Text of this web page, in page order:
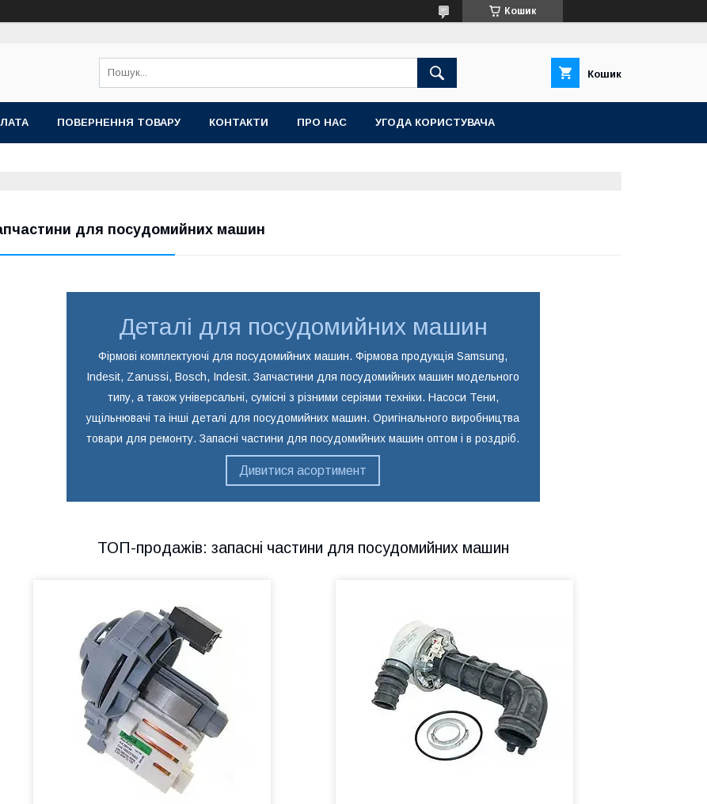
Кошик
Кошик
ПОВЕРНЕННЯ ТОВАРУ КОНТАКТИ ПРО НАС УГОДА КОРИСТУВАЧА
для посудомийних машин
Деталі для посудомийних машин
Фірмові комплектуючі для посудомийних машин. Фірмова продукція Samsung,
Indesit, Zanussi, Bosch, Indesit. Запчастини для посудомийних машин модельного
типу, а також універсальні, сумісні з різними серіями техніки. Насоси Тени,
ущільнювачі та інші деталі для посудомийних машин. Оригінального виробництва
товари для ремонту. Запасні частини для посудомийних машин оптом і в роздріб.
Дивитися асортимент
ТОП-продажів: запасні частини для посудомийних машин
Ходові запасні частини для
посудомийних машин. Насоси в зборі
Німеччини. Постійно в наявності мотори
циркуляційні, а також зливні насоси,
Оригінальні Тени виробництва ЄС.
Запчастини для посудомийних машин
Ariston Indesit, Whirlpool, Beko,
Electrolux. Вироби володіють значним
робочим ресурсом, що забезпечує